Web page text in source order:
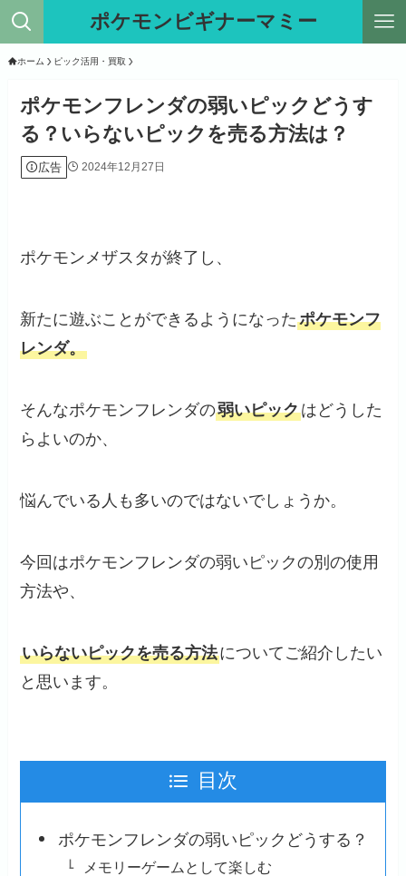
ポケモンビギナーマミー
ホーム ピック活用・買取
ポケモンフレンダの弱いピックどうす
る？いらないピックを売る方法は？
広告 2024年12月27日
ポケモンメザスタが終了し、
新たに遊ぶことができるようになったポケモンフ
レンダ。
そんなポケモンフレンダの弱いピックはどうした
らよいのか、
悩んでいる人も多いのではないでしょうか。
今回はポケモンフレンダの弱いピックの別の使用
方法や、
いらないピックを売る方法についてご紹介したい
と思います。
目次
ポケモンフレンダの弱いピックどうする？
メモリーゲームとして楽しむ